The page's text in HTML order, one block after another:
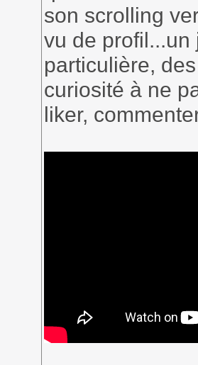
son scrolling
vu de
particulière,
curiosité à ne
liker,